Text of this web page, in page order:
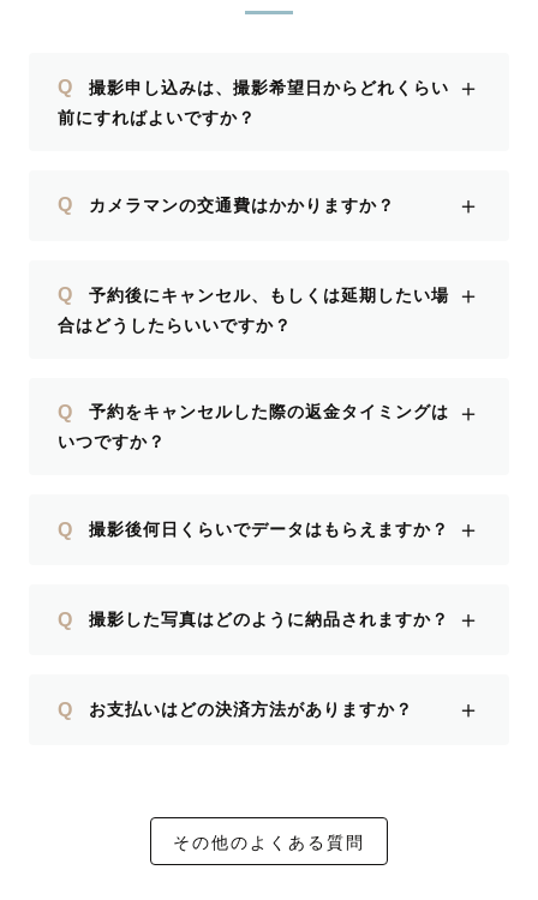
Q
撮影申し込みは、撮影希望日からどれくらい
前にすればよいですか？
＋
Q カメラマンの交通費はかかりますか？ ＋
Q
予約後にキャンセル、もしくは延期したい場
合はどうしたらいいですか？
＋
Q
予約をキャンセルした際の返金タイミングは
いつですか？
＋
Q 撮影後何日くらいでデータはもらえますか？ ＋
Q 撮影した写真はどのように納品されますか？ ＋
Q お支払いはどの決済方法がありますか？ ＋
その他のよくある質問